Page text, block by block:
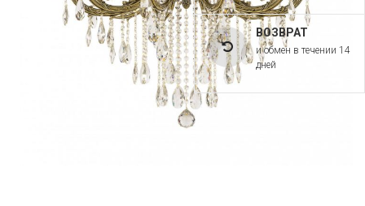
ВОЗВРАТ
и обмен в течении 14
дней